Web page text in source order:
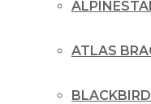
ATLAS
BLACKBIRD